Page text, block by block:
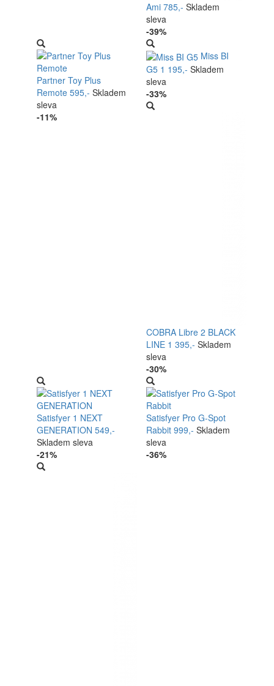
Ami 785,- Skladem
sleva
-39%
Partner Toy Plus
Remote 595,- Skladem
sleva
-11%
Miss BI
G5 1 195,- Skladem
sleva
-33%
COBRA Libre 2 BLACK
LINE 1 395,- Skladem
sleva
-30%
Satisfyer 1 NEXT
GENERATION 549,-
Skladem sleva
-21%
Satisfyer Pro G-Spot
Rabbit 999,- Skladem
sleva
-36%